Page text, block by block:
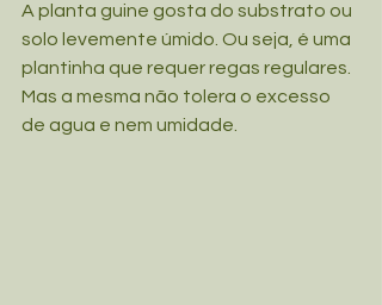
A planta guine gosta do substrato ou
solo levemente úmido. Ou seja, é uma
plantinha que requer regas regulares.
Mas a mesma não tolera o excesso
de agua e nem umidade.